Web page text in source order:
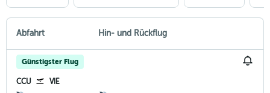
Abfahrt Hin- und Rückflug
Günstigster Flug
CCU VIE